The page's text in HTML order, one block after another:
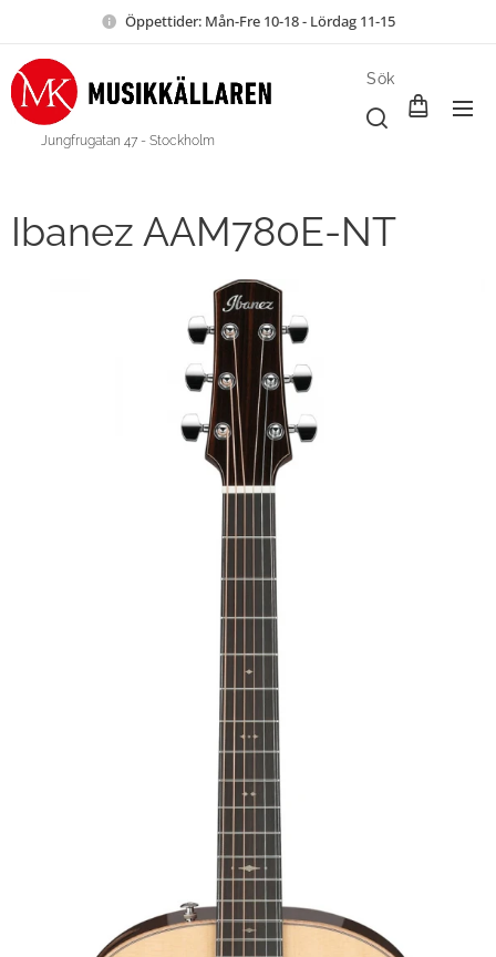
Öppettider: Mån-Fre 10-18 - Lördag 11-15
Jungfrugatan 47 - Stockholm
Sök
Ibanez AAM780E-NT